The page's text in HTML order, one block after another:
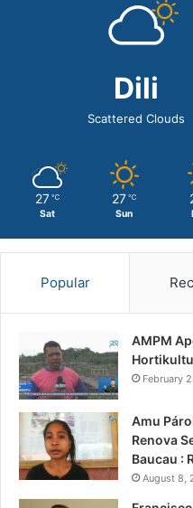
Dili
Scattered Clouds
27 ℃
Sat
27 ℃
Sun
Popular
AMPM
February
Amu
Renova
Baucau :
August 8,